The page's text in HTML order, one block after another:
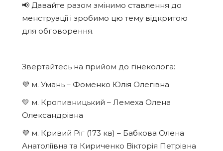
📢 Давайте разом змінимо ставлення до
менструації і зробимо цю тему відкритою
для обговорення.
Звертайтесь на прийом до гінеколога:
💜 м. Умань – Фоменко Юлія Олегівна
💛 м. Кропивницький – Лемеха Олена
Олександрівна
💜 м. Кривий Ріг (173 кв) – Бабкова Олена
Анатоліївна та Кириченко Вікторія Петрівна